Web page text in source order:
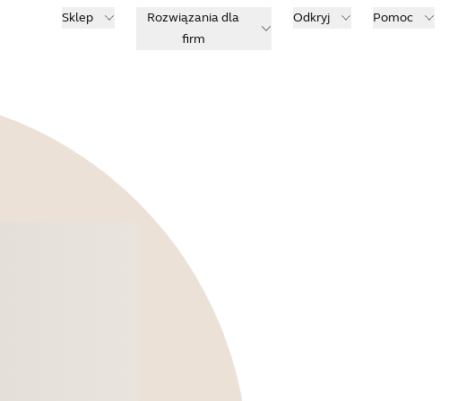
Sklep
Rozwiązania dla
firm
Odkryj Pomoc